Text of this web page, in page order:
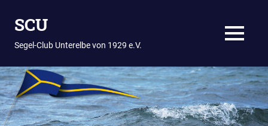
InhaltSCU
Segel-Club Unterelbe von 1929 e.V. MENÜ